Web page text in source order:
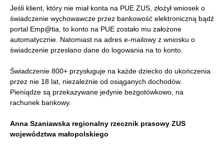
Jeśli klient, który nie miał konta na PUE ZUS, złożył wniosek o
świadczenie wychowawcze przez bankowość elektroniczną bądź
portal Emp@tia, to konto na PUE zostało mu założone
automatycznie. Natomiast na adres e-mailowy z wniosku o
świadczenie przesłano dane do logowania na to konto.
Świadczenie 800+ przysługuje na każde dziecko do ukończenia
przez nie 18 lat, niezależnie od osiąganych dochodów.
Pieniądze są przekazywane jedynie bezgotówkowo, na
rachunek bankowy.
Anna Szaniawska regionalny rzecznik prasowy ZUS
województwa małopolskiego